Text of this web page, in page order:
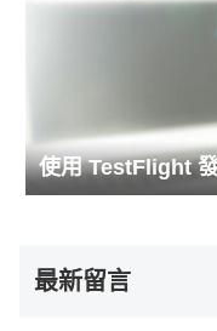
使用 TestFlight
最新留言